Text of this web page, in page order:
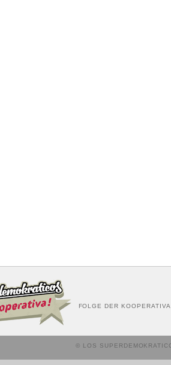
FOLGE DER
© LOS